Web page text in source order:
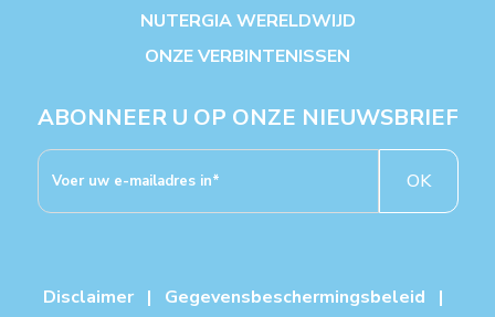
NUTERGIA WERELDWIJD
ONZE VERBINTENISSEN
ABONNEER U OP ONZE NIEUWSBRIEF
OK
Disclaimer | Gegevensbeschermingsbeleid
|